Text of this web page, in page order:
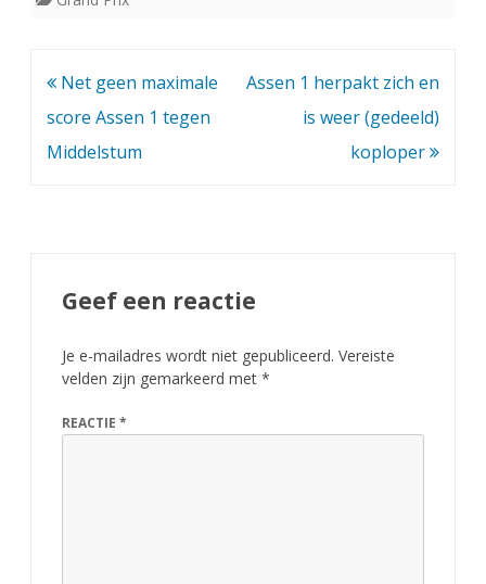
Bericht
navigatie
Net geen maximale
score Assen 1 tegen
Middelstum
Assen 1 herpakt zich en
is weer (gedeeld)
koploper
Geef een reactie
Je e-mailadres wordt niet gepubliceerd. Vereiste
velden zijn gemarkeerd met *
REACTIE *